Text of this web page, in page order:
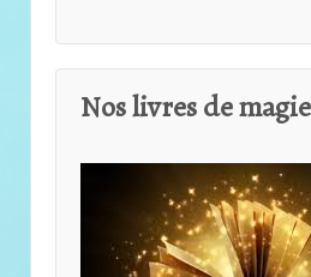
Nos livres de